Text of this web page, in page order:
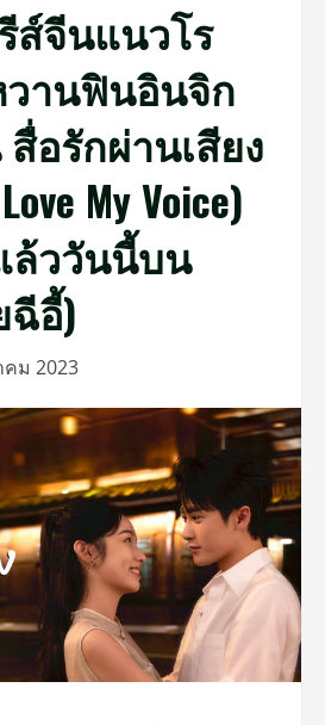
จีนแนวโร
านฟินอินจิก
อรักผ่านเสียง
My Voice)
ล้ววันนี้บน
ฉีอี้)
คม 2023